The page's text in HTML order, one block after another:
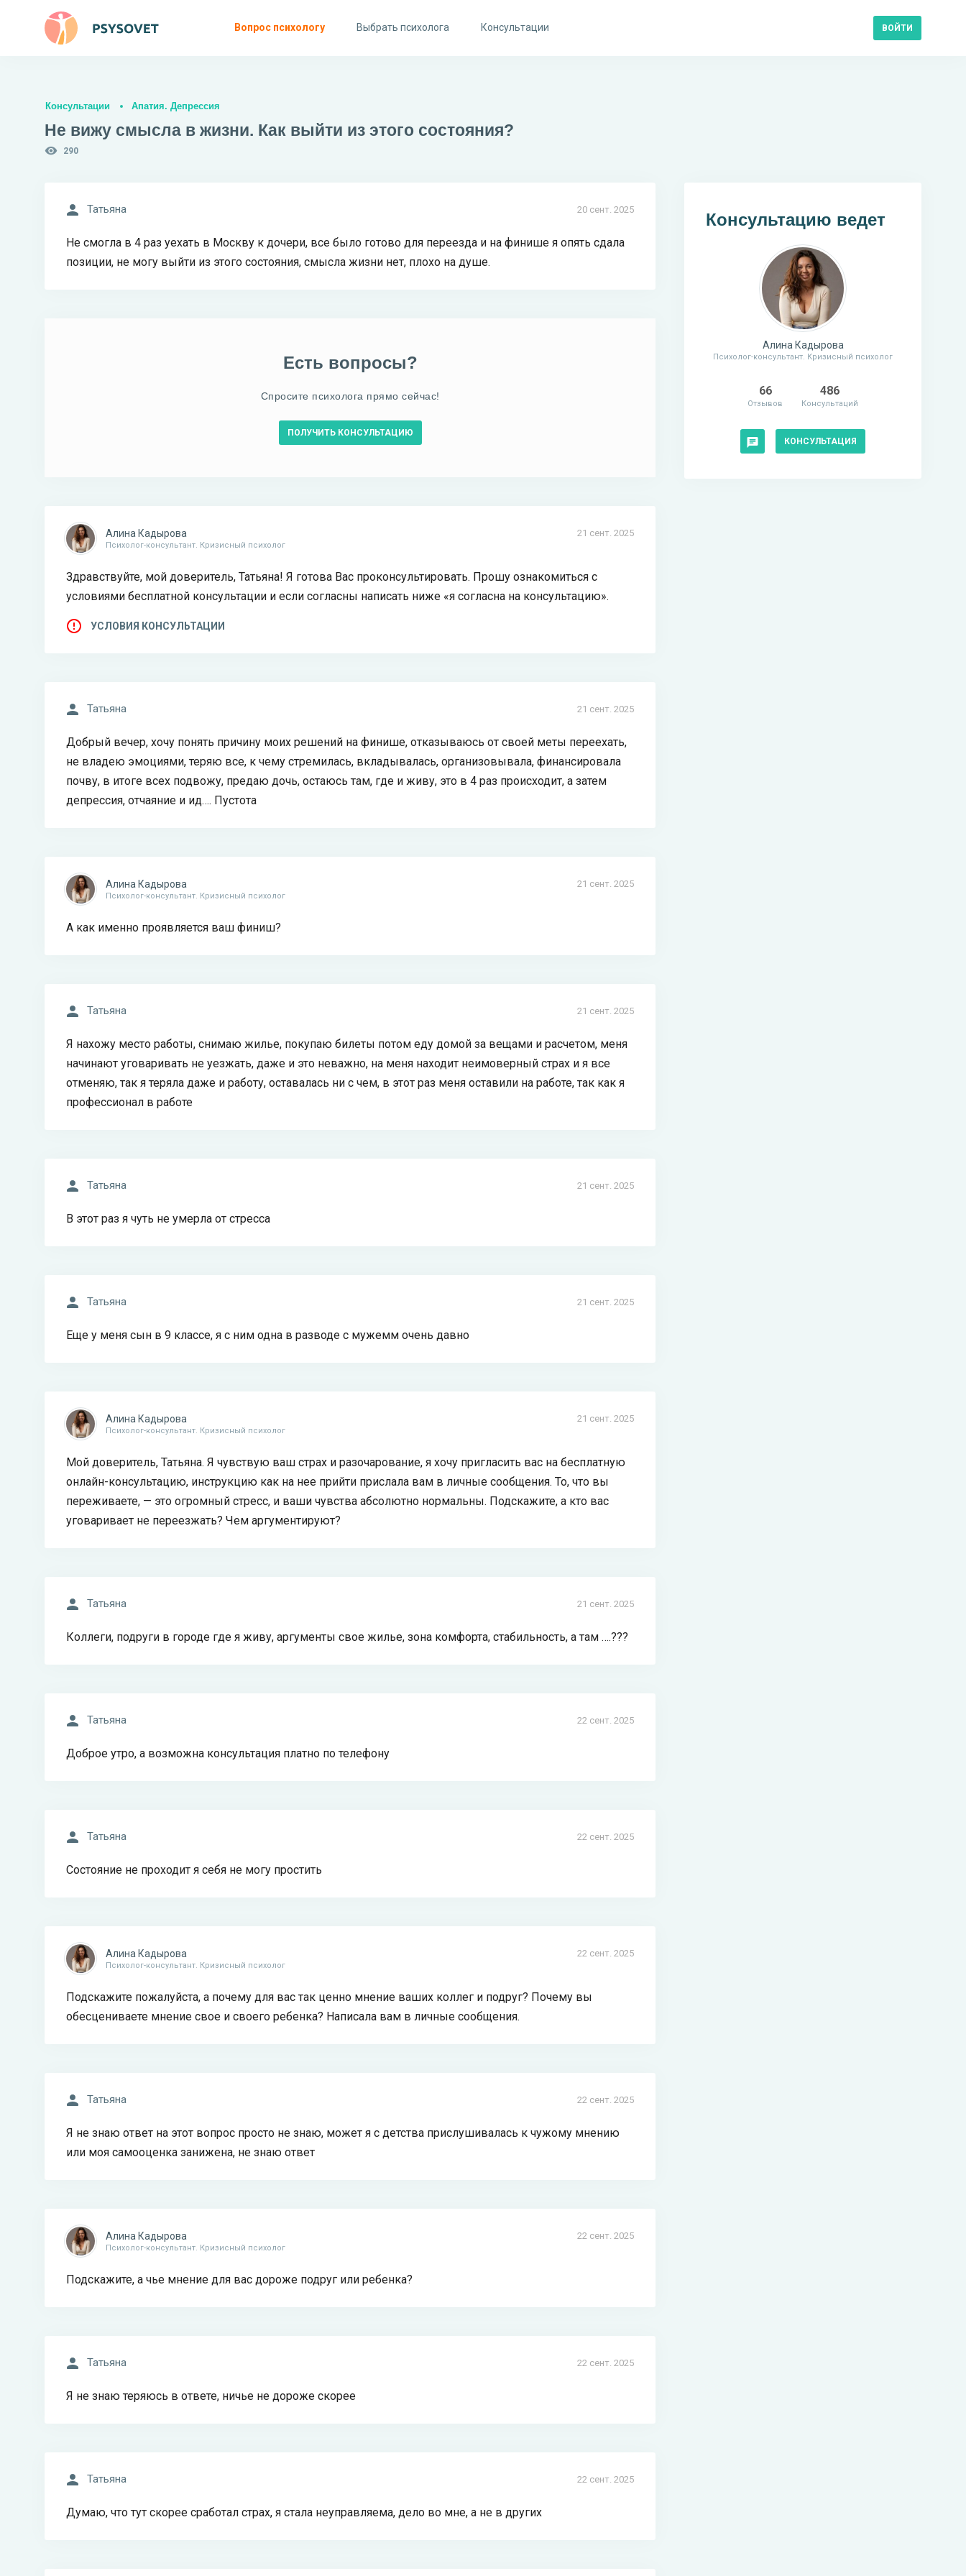
Вопрос психологу Выбрать психолога Консультации ВОЙТИ
Консультации Апатия. Депрессия
Не вижу смысла в жизни. Как выйти из этого состояния?
290
20 сент. 2025
Татьяна
Не смогла в 4 раз уехать в Москву к дочери, все было готово для переезда и на финише я опять сдала
позиции, не могу выйти из этого состояния, смысла жизни нет, плохо на душе.
Есть вопросы?
Спросите психолога прямо сейчас!
ПОЛУЧИТЬ КОНСУЛЬТАЦИЮ
21 сент. 2025
Алина Кадырова
Психолог-консультант. Кризисный психолог
Здравствуйте, мой доверитель, Татьяна! Я готова Вас проконсультировать. Прошу ознакомиться с
условиями бесплатной консультации и если согласны написать ниже «я согласна на консультацию».
УСЛОВИЯ КОНСУЛЬТАЦИИ
21 сент. 2025
Татьяна
Добрый вечер, хочу понять причину моих решений на финише, отказываюсь от своей меты переехать,
не владею эмоциями, теряю все, к чему стремилась, вкладывалась, организовывала, финансировала
почву, в итоге всех подвожу, предаю дочь, остаюсь там, где и живу, это в 4 раз происходит, а затем
депрессия, отчаяние и ид…. Пустота
21 сент. 2025
Алина Кадырова
Психолог-консультант. Кризисный психолог
А как именно проявляется ваш финиш?
21 сент. 2025
Татьяна
Я нахожу место работы, снимаю жилье, покупаю билеты потом еду домой за вещами и расчетом, меня
начинают уговаривать не уезжать, даже и это неважно, на меня находит неимоверный страх и я все
отменяю, так я теряла даже и работу, оставалась ни с чем, в этот раз меня оставили на работе, так как я
профессионал в работе
21 сент. 2025
Татьяна
В этот раз я чуть не умерла от стресса
21 сент. 2025
Татьяна
Еще у меня сын в 9 классе, я с ним одна в разводе с мужемм очень давно
21 сент. 2025
Алина Кадырова
Психолог-консультант. Кризисный психолог
Мой доверитель, Татьяна. Я чувствую ваш страх и разочарование, я хочу пригласить вас на бесплатную
онлайн-консультацию, инструкцию как на нее прийти прислала вам в личные сообщения. То, что вы
переживаете, — это огромный стресс, и ваши чувства абсолютно нормальны. Подскажите, а кто вас
уговаривает не переезжать? Чем аргументируют?
21 сент. 2025
Татьяна
Коллеги, подруги в городе где я живу, аргументы свое жилье, зона комфорта, стабильность, а там ….???
22 сент. 2025
Татьяна
Доброе утро, а возможна консультация платно по телефону
22 сент. 2025
Татьяна
Состояние не проходит я себя не могу простить
22 сент. 2025
Алина Кадырова
Психолог-консультант. Кризисный психолог
Подскажите пожалуйста, а почему для вас так ценно мнение ваших коллег и подруг? Почему вы
обесцениваете мнение свое и своего ребенка? Написала вам в личные сообщения.
22 сент. 2025
Татьяна
Я не знаю ответ на этот вопрос просто не знаю, может я с детства прислушивалась к чужому мнению
или моя самооценка занижена, не знаю ответ
22 сент. 2025
Алина Кадырова
Психолог-консультант. Кризисный психолог
Подскажите, а чье мнение для вас дороже подруг или ребенка?
22 сент. 2025
Татьяна
Я не знаю теряюсь в ответе, ничье не дороже скорее
22 сент. 2025
Татьяна
Думаю, что тут скорее сработал страх, я стала неуправляема, дело во мне, а не в других
Консультацию ведет
Алина Кадырова
Психолог-консультант. Кризисный психолог
66
Отзывов
486
Консультаций
КОНСУЛЬТАЦИЯ